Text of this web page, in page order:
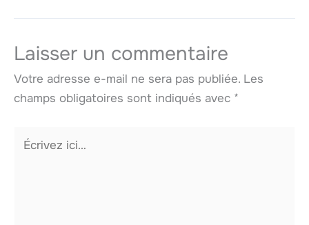
Laisser un commentaire
Votre adresse e-mail ne sera pas publiée. Les
champs obligatoires sont indiqués avec *
Écrivez
ici…